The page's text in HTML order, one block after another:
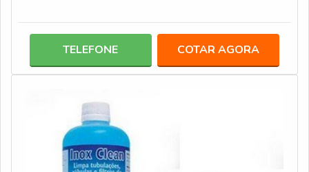
flexibilidade e poder de resistência. Além disso, a manta
adequam aos mais variados tipos, peso e tamanho de
instrumento, tais como: Leve (40 g/m²); Pesado (50
TELEFONE COTAR AGORA